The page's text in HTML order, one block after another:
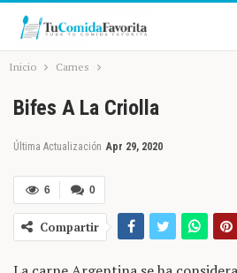
Inicio Carnes
Bifes A La Criolla
Última Actualización Apr 29, 2020
0
6
Compartir